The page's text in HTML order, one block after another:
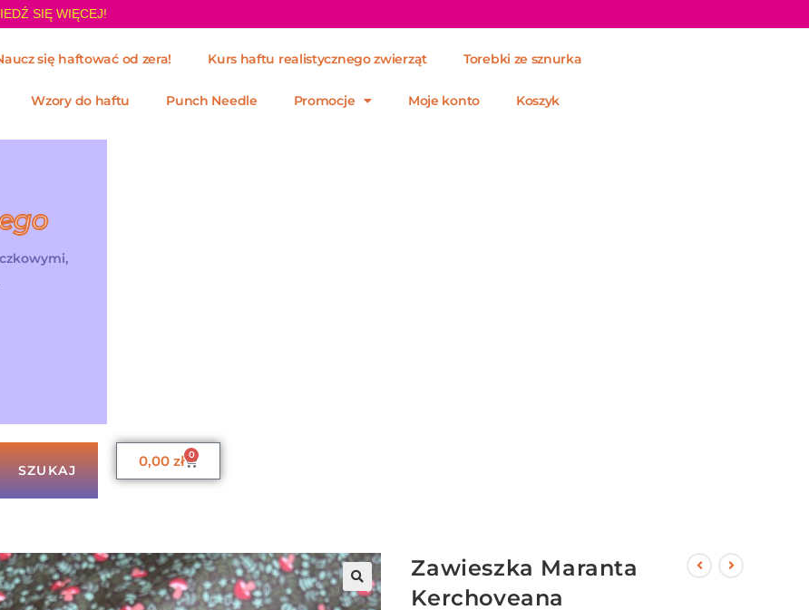
SIĘ WIĘCEJ!
się haftować od zera! Kurs haftu realistycznego zwierząt Torebki ze sznurka
Wzory do haftu Punch Needle Promocje Moje konto Koszyk
SZUKAJ
0,00 zł 0
Zawieszka Maranta
Kerchoveana